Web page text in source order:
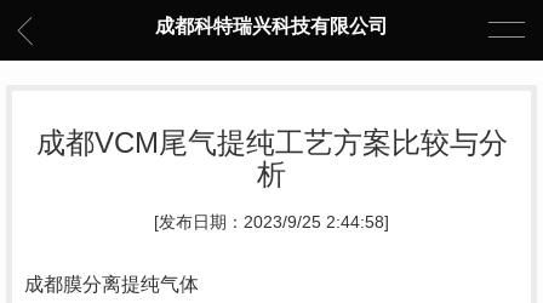
成都科特瑞兴科技有限公司
成都VCM尾气提纯工艺方案比较与分
析
[发布日期：2023/9/25 2:44:58]
成都膜分离提纯气体